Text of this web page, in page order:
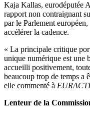
Kaja Kallas, eurodéputée
rapport non contraignant
par le Parlement
accélérer la cadence.
« La principale critique
unique numérique est une
accueilli positivement,
beaucoup trop de temps a
elle commenté à
Lenteur de la